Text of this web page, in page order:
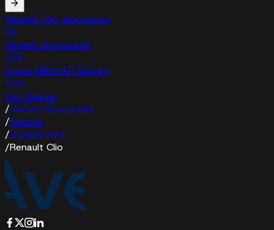
Renault Clio d'occasion
56
Renault d'occasion
335
Stock RENAULT Bitburg
143
Car Avenue
/Voiture d'occasion
/Renault
/modele-Clio
/Renault Clio